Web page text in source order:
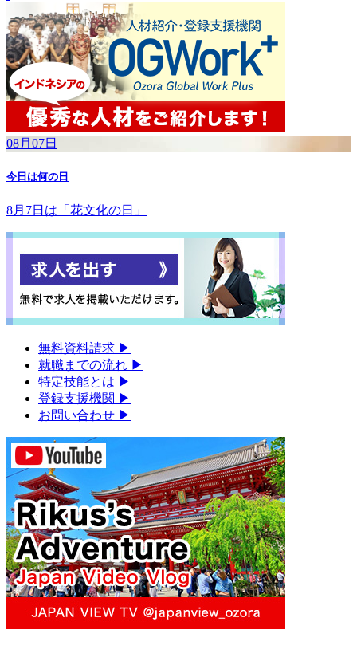
08月07日
今日は何の日
8月7日は「花文化の日」
無料資料請求 ▶︎
就職までの流れ ▶︎
特定技能とは ▶︎
登録支援機関 ▶︎
お問い合わせ ▶︎